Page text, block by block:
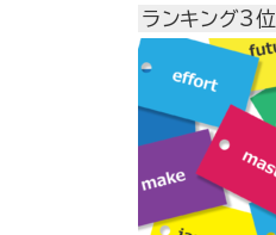
ランキング3位